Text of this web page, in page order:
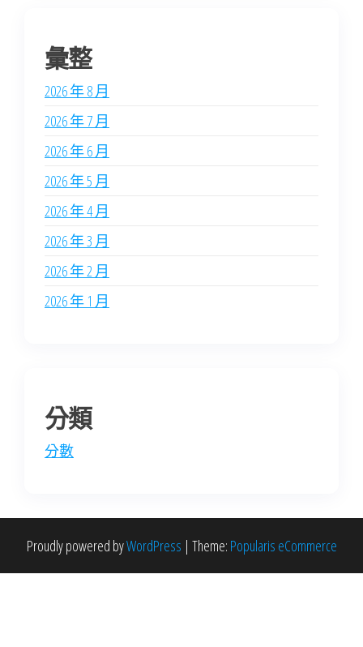
彙整
2026 年 8 月
2026 年 7 月
2026 年 6 月
2026 年 5 月
2026 年 4 月
2026 年 3 月
2026 年 2 月
2026 年 1 月
分類
分數
Proudly powered byWordPress | Theme: Popularis eCommerce